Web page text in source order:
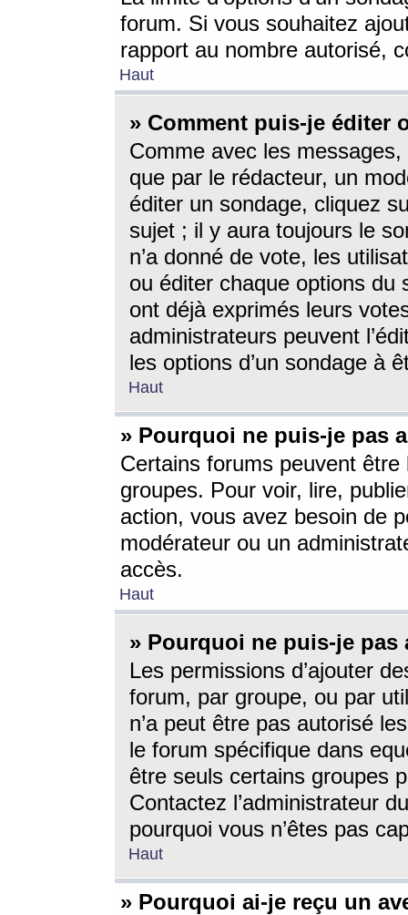
forum. Si vous souhaitez
rapport au nombre autorisé,
Haut
» Comment puis-je éditer
Comme avec les
que par le rédacteur, un
éditer un sondage, cliquez
sujet ; il y aura toujours le
n’a donné de vote, les
ou éditer chaque options du
ont déjà exprimés leurs
administrateurs peuvent
les options d’un sondage à
Haut
» Pourquoi ne puis-je pas
Certains forums peuvent être
groupes. Pour voir, lire,
action, vous avez besoin de
modérateur ou un
accès.
Haut
» Pourquoi ne puis-je
Les permissions d’ajouter
forum, par groupe, ou par
n’a peut être pas autorisé
le forum spécifique dans
être seuls certains groupes
Contactez l’administrateur
pourquoi vous n’êtes pas
Haut
» Pourquoi ai-je reçu un